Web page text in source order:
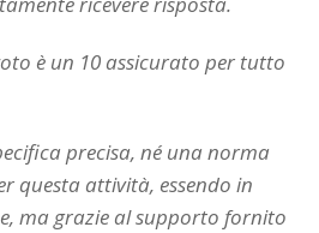
è un 10 assicurato per tutto
precisa, né una norma
questa attività, essendo in
ma grazie al supporto fornito